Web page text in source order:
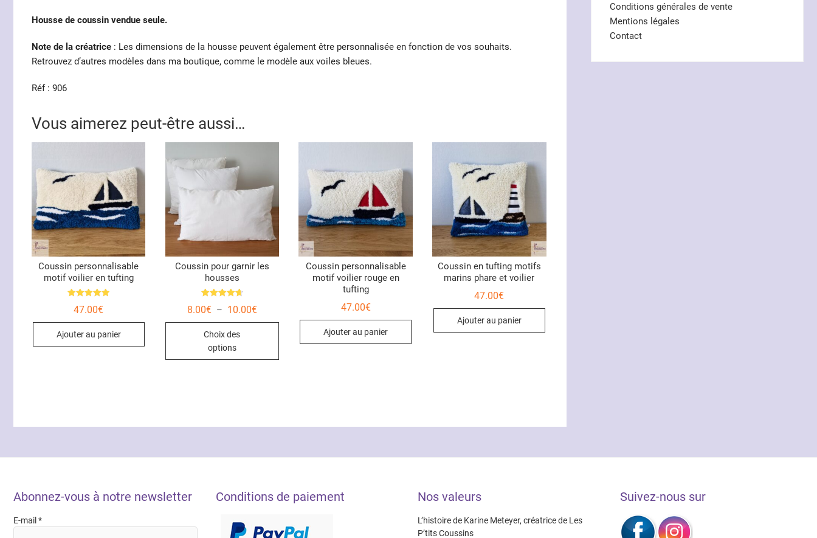
Housse de coussin vendue seule.
Note de la créatrice : Les dimensions de la housse peuvent également être personnalisée en fonction de vos souhaits.
Retrouvez d’autres modèles dans ma boutique, comme le modèle aux voiles bleues.
Réf : 906
Vous aimerez peut-être aussi…
Coussin personnalisable
motif voilier en tufting
5.00
47.00€
Ajouter au panier
Coussin pour garnir les
housses
4.67
8.00€ – 10.00€Plage
Choix des
options
Ce
peuvent
choisies
page
produit
Coussin personnalisable
motif voilier rouge en
tufting
47.00€
Ajouter au panier
Coussin en tufting motifs
marins phare et voilier
47.00€
Ajouter au panier
Conditions générales de vente
Mentions légales
Contact
Abonnez-vous à notre newsletter
E-mail *
Conditions de paiement Nos valeurs
L’histoire de Karine Meteyer, créatrice de Les
P’tits Coussins
Suivez-nous sur